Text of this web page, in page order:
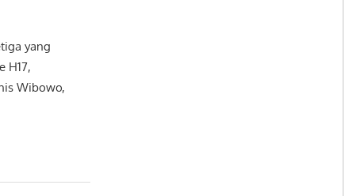
yang
H17,
Wibowo,